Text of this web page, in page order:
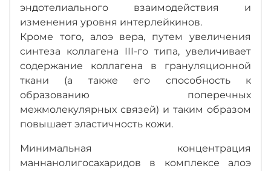
эндотелиального взаимодействия и
изменения уровня интерлейкинов.
Кроме того, алоэ вера, путем увеличения
синтеза коллагена III-го типа, увеличивает
содержание коллагена в грануляционной
ткани (а также его способность к
образованию поперечных
межмолекулярных связей) и таким образом
повышает эластичность кожи.
Минимальная концентрация
маннанолигосахаридов в комплексе алоэ